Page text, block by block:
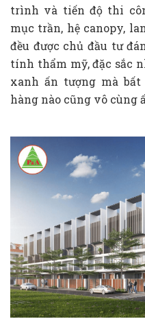
trình và tiến độ thi
mục trần, hệ canopy,
đều được chủ đầu tư
tính thẩm mỹ, đặc sắc
xanh ấn tượng mà
hàng nào cũng vô cùng